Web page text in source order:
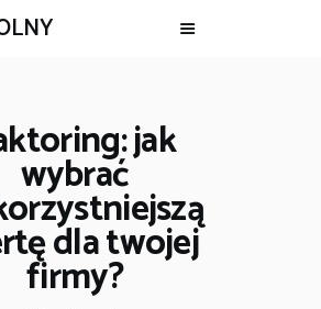
jak
wybrać
dla twojej
firmy?